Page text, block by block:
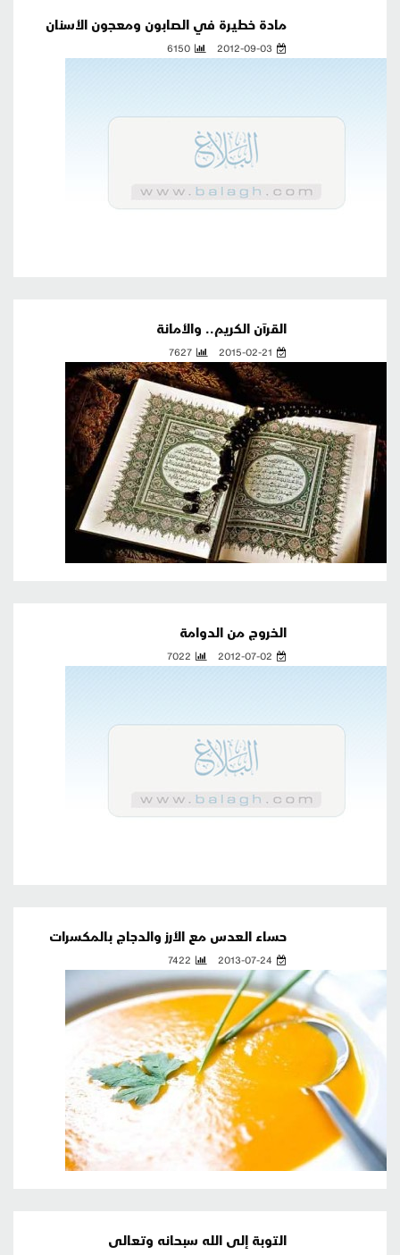
مادة خطيرة في الصابون ومعجون الأسنان
2012-09-03
6150
القرآن الكريم.. والأمانة
2015-02-21
7627
الخروج من الدوامة
2012-07-02
7022
حساء العدس مع الأرز والدجاج بالمكسرات
2013-07-24
7422
التوبة إلى الله سبحانه وتعالى